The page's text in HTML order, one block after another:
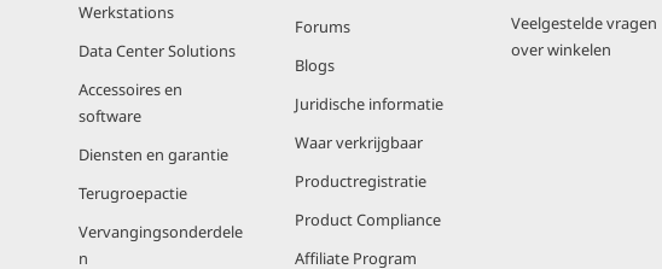
Werkstations
Data Center Solutions
Accessoires en
software
Diensten en garantie
Terugroepactie
Vervangingsonderdele
n
Forums
Blogs
Juridische informatie
Waar verkrijgbaar
Productregistratie
Product Compliance
Affiliate Program
Veelgestelde vragen
over winkelen